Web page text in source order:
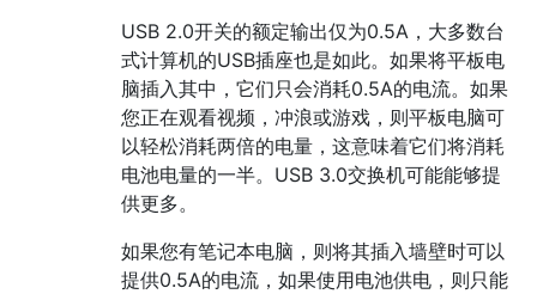
USB 2.0开关的额定输出仅为0.5A，大多数台
式计算机的USB插座也是如此。如果将平板电
脑插入其中，它们只会消耗0.5A的电流。如果
您正在观看视频，冲浪或游戏，则平板电脑可
以轻松消耗两倍的电量，这意味着它们将消耗
电池电量的一半。USB 3.0交换机可能能够提
供更多。
如果您有笔记本电脑，则将其插入墙壁时可以
提供0.5A的电流，如果使用电池供电，则只能